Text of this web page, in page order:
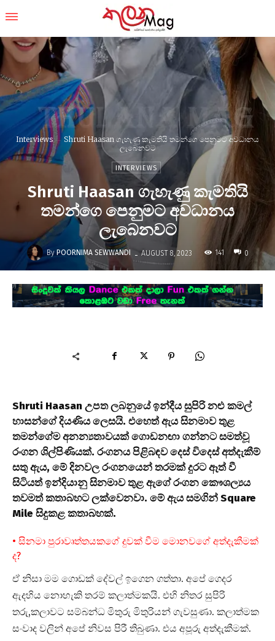
Interviews
Shruti Haasan ගැහැණු කැමතියි තමන්ගෙ පෙනුමට අවධානය
ලැබෙනවට
INTERVIEWS
Shruti Haasan ගැහැණු කැමතියි
තමන්ගෙ පෙනුමට අවධානය
ලැබෙනවට
By POORNIMA SEWWANDI - AUGUST 8, 2023 141 0
Shruti Haasan උපත ලබනුයේ ඉන්දීය සුපිරි නළු කමල්
හාසන්ගේ දියණිය ලෙසයි. එහෙත් ඇය සිනමාව තුළ
තමන්ගේම අනන්‍යතාවයක් ගොඩනඟා ගන්නට සමත්වූ
රංගන ශිල්පිණියක්. රංගනය පිළිබඳව දෙස් විදෙස් අත්දැකීම්
සතු ඇය, මේ දිනවල රංගනයෙන් තරමක් දුරට ඈත් වී
සිටියත් ඉන්දියානු සිනමාව තුළ ඇගේ රංගන කෞශල්‍යය
තවමත් කතාබහට ලක්වෙනවා. මේ ඇය සමගින් Square
Mile සිදුකළ කතාබහක්.
• සිනමා පුරාවෘත්තයකගේ දුවක් වීම මොනවගේ අත්දැකීමක්
ද?
ඒ නිසා මම ගොඩක් දේවල් ඉගෙන ගත්තා. අපේ ගෙදර
ඇදහිය නොහැකි තරම් කලාත්මකයි. එහි නිතර සුපිරි
තරු,කලාවට සම්බන්ධ මිතුරු මිතුරියන් ගැවසුණා. කලාත්මක
සංවාද වලින් අපේ නිවස පිරී තිබුණා. එය අපූරු අත්දැකීමක්.